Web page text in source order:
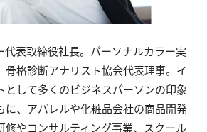
代表取締役社長。パーソナルカラー実
骨格診断アナリスト協会代表理事。イ
として多くのビジネスパーソンの印象
に、アパレルや化粧品会社の商品開発
修やコンサルティング事業、スクール